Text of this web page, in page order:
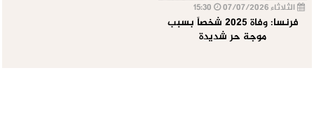
الثلاثاء 07/07/2026
فرنسا: وفاة 2025 شخصاً بسبب
موجة حر شديدة